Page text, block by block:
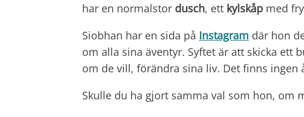
har en normalstor dusch, ett kylskåp med
Siobhan har en sida på Instagram där hon
om alla sina äventyr. Syftet är att skicka ett
om de vill, förändra sina liv. Det finns
Skulle du ha gjort samma val som hon, om